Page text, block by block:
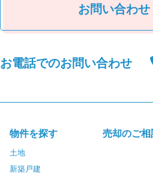
お問い合わせ
お電話でのお問い合わせ
物件を探す
土地
新築戸建
売却のご相